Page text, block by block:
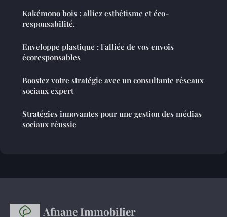
Kakémono bois : alliez esthétisme et éco-
responsabilité.
Enveloppe plastique : l'alliée de vos envois
écoresponsables
Boostez votre stratégie avec un consultante réseaux
sociaux expert
Stratégies innovantes pour une gestion des médias
sociaux réussie
Afnane Immobilier